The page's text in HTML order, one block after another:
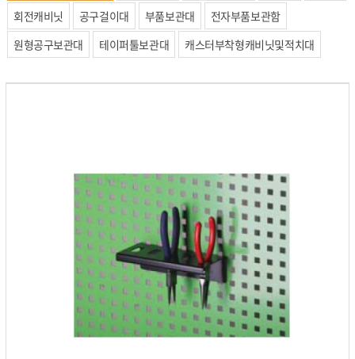
회전캐비닛
공구걸이대 부품보관대
전자부품보관함
원형공구보관대
테이퍼툴보관대 캐스터부착형캐비닛및적치대